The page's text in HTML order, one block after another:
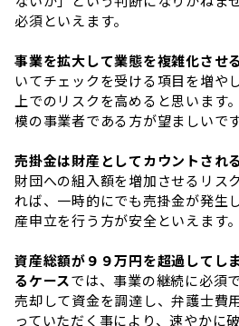
必須といえます。
事業を拡大して業態を複雑化させる
いてチェックを受ける項目を増や
上でのリスクを高めると思います
模の事業者である方が望ましいです
売掛金は財産としてカウントされる
財団への組入額を増加させるリス
れば、一時的にでも売掛金が発生
産申立を行う方が安全といえます。
資産総額が９９万円を超過してし
るケースでは、事業の継続に必須
売却して資金を調達し、弁護士費
っていただく事により、速やかに